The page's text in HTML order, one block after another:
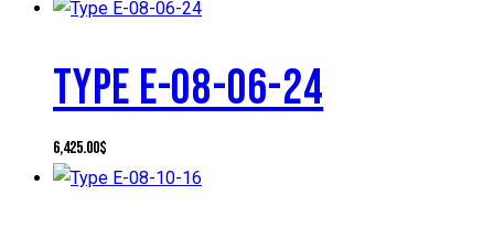
TYPE E-08-06-24
6,425.00$